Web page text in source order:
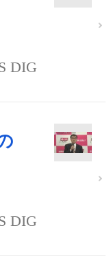
DIG
DIG